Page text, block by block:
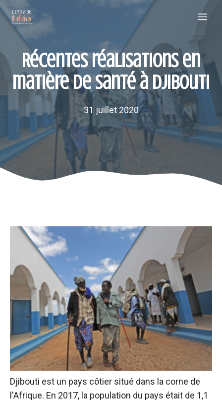
Aller
au
contenu
Récentes réalisations en
matière de santé à Djibouti
31 juillet 2020
Djibouti est un pays côtier situé dans la corne de
l'Afrique. En 2017, la population du pays était de 1,1